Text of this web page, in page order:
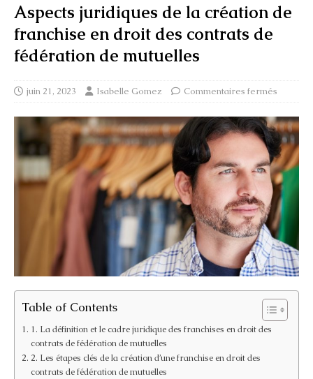
Aspects juridiques de la création de
franchise en droit des contrats de
fédération de mutuelles
juin 21, 2023 Isabelle Gomez Commentaires fermés
Table of Contents
1. La définition et le cadre juridique des franchises en droit des
contrats de fédération de mutuelles
2. Les étapes clés de la création d’une franchise en droit des
contrats de fédération de mutuelles